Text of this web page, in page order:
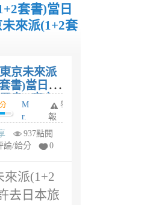
套書)當日
來派(1+2套
京未來派
書)當日本
書? 東京
(1+2套書)
分
M
r.
L
ee
前
舉
報
937點閱
論/給分
0
來派(1+2
去日本旅